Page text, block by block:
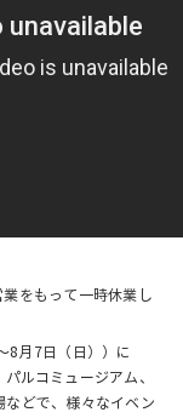
をもって一時休業し
8月7日（日））に
ルコミュージアム、
などで、様々なイベン